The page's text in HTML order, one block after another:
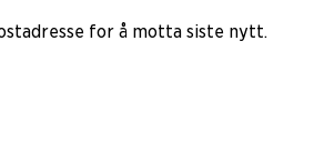
for å motta siste nytt.